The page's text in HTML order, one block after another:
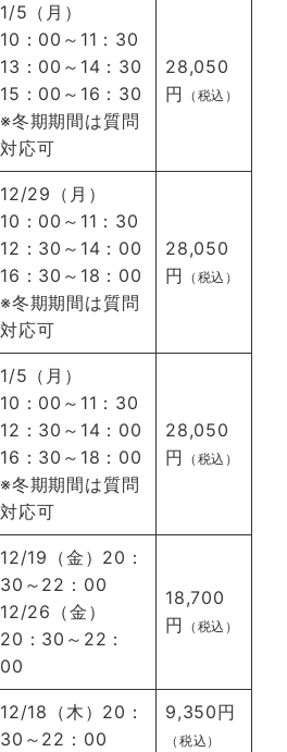
1/5（月）
10：00～11：30
13：00～14：30
15：00～16：30
※冬期期間は質問
対応可
28,050
円
（税込）
12/29（月）
10：00～11：30
12：30～14：00
16：30～18：00
※冬期期間は質問
対応可
28,050
円
（税込）
1/5（月）
10：00～11：30
12：30～14：00
16：30～18：00
※冬期期間は質問
対応可
28,050
円
（税込）
12/19（金）20：
30～22：00
12/26（金）
20：30～22：
00
18,700
円
（税込）
12/18（木）20：
30～22：00
9,350円
（税込）